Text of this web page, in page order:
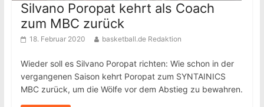
Silvano Poropat kehrt als Coach
zum MBC zurück
18. Februar 2020 basketball.de Redaktion
Wieder soll es Silvano Poropat richten: Wie schon in der
vergangenen Saison kehrt Poropat zum SYNTAINICS
MBC zurück, um die Wölfe vor dem Abstieg zu bewahren.